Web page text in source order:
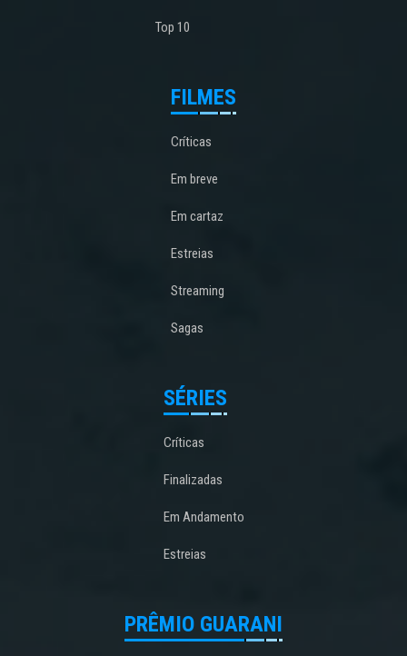
Top 10
FILMES
Críticas
Em breve
Em cartaz
Estreias
Streaming
Sagas
SÉRIES
Críticas
Finalizadas
Em Andamento
Estreias
PRÊMIO GUARANI